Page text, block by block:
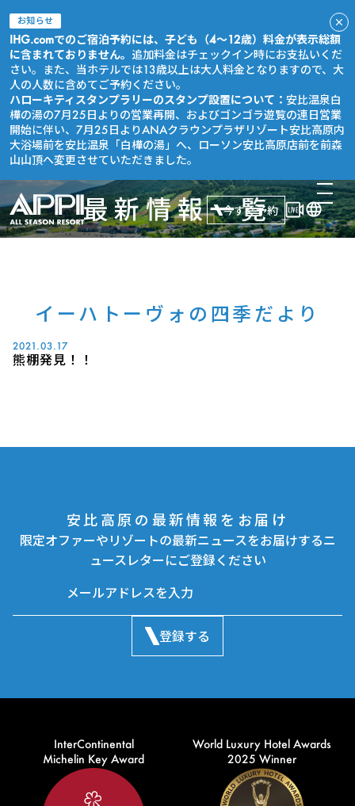
お知らせ
IHG.comでのご宿泊予約には、子ども（4～12歳）料金が表示総額
に含まれておりません。 追加料金はチェックイン時にお支払いくだ
さい。また、当ホテルでは13歳以上は大人料金となりますので、大
人の人数に含めてご予約ください。
ハローキティスタンプラリーのスタンプ設置について： 安比温泉白
樺の湯の7月25日よりの営業再開、およびゴンゴラ遊覧の連日営業
開始に伴い、7月25日よりANAクラウンプラザリゾート安比高原内
大浴場前を安比温泉「白樺の湯」へ、ローソン安比高原店前を前森
山山頂へ変更させていただきました。
今すぐ予約
最新情報一覧
イーハトーヴォの四季だより
2021.03.17
熊棚発見！！
安比高原の最新情報をお届け
限定オファーやリゾートの最新ニュースをお届けするニ
ュースレターにご登録ください
登録する
InterContinental
Michelin Key Award
World Luxury Hotel Awards
2025 Winner